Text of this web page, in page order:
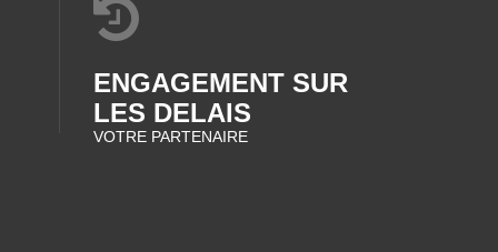
ENGAGEMENT SUR
LES DELAIS
VOTRE PARTENAIRE